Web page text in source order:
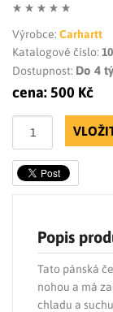
Výrobce: Carhartt
Katalogové číslo:
Dostupnost: Do 4
cena:500 Kč
Popis
Tato pánská
nohou a má
chladu a